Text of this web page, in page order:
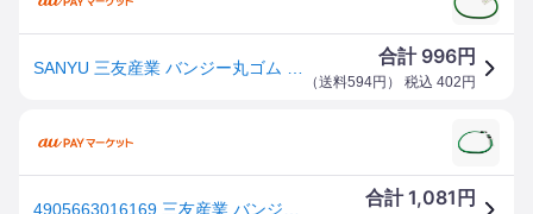
合計 996円
（送料594円 ） 税込 402 円
合計1,081 円